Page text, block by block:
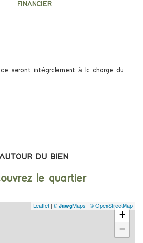
FINANCIER
seront intégralement à la charge du
AUTOUR DU BIEN
le quartier
+
−
Leaflet | © JawgMaps | © OpenStreetMap